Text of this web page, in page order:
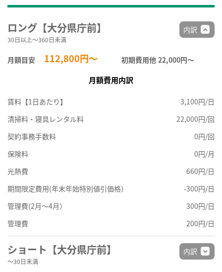
ロング【大分県庁前】
30日以上～360日未満
月額目安 112,800円～ 初期費用他 22,000円〜
内訳
月額費用内訳
賃料【1日あたり】
3,100円/日
清掃料・寝具レンタル料
22,000円/回
契約事務手数料
0円/回
保険料
0円/月
光熱費
660円/日
期間限定費用(年末年始特別値引価格）
-300円/日
管理費(2月～4月）
300円/日
管理費
200円/日
ショート【大分県庁前】
～30日未満
内訳